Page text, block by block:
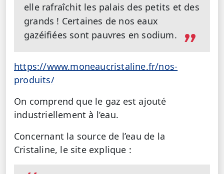
elle rafraîchit les palais des petits et des
grands ! Certaines de nos eaux
gazéifiées sont pauvres en sodium.
https://www.moneaucristaline.fr/nos-
produits/
On comprend que le gaz est ajouté
industriellement à l’eau.
Concernant la source de l’eau de la
Cristaline, le site explique :